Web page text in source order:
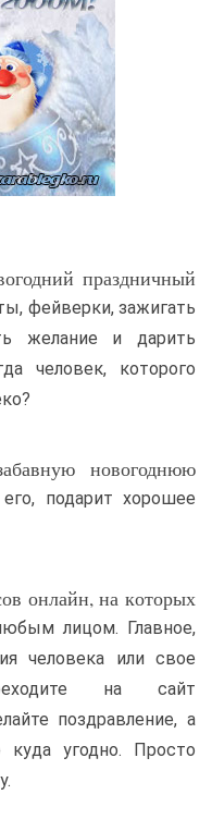
праздничный
фейверки, зажигать
желание и дарить
человек, которого
новогоднюю
подарит хорошее
онлайн, на которых
лицом. Главное,
человека или свое
на сайт
поздравление, а
угодно. Просто